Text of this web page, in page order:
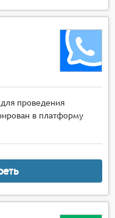
проведения
в платформу